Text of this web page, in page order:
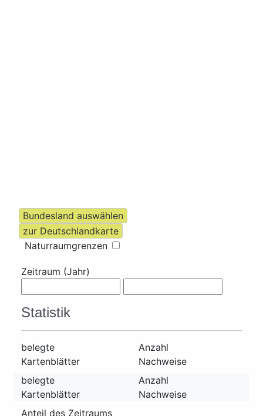
Naturraumgrenzen
Zeitraum (Jahr)
Statistik
belegte
Kartenblätter
Anzahl
Nachweise
belegte
Kartenblätter
Anzahl
Nachweise
Anteil des Zeitraums